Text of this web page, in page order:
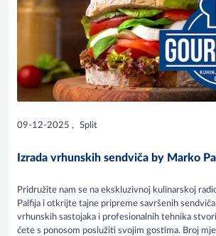
09-12-2025 , Split
Izrada vrhunskih sendviča by Marko
Pridružite nam se na ekskluzivnoj kulinarskoj
Palfija i otkrijte tajne pripreme savršenih
vrhunskih sastojaka i profesionalnih tehnika
ćete s ponosom poslužiti svojim gostima. Broj